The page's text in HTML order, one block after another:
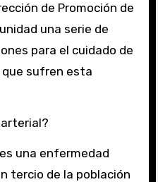
de Promoción de
una serie de
para el cuidado de
que sufren esta
una enfermedad
tercio de la población